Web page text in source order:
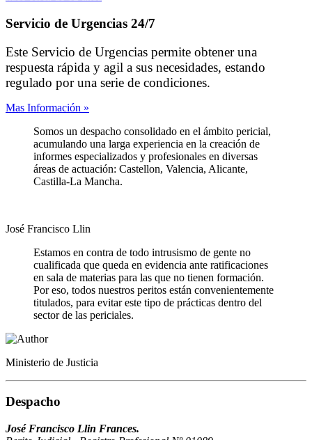
Servicio de Urgencias 24/7
Este Servicio de Urgencias permite obtener una
respuesta rápida y agil a sus necesidades, estando
regulado por una serie de condiciones.
Mas Información »
Somos un despacho consolidado en el ámbito pericial,
acumulando una larga experiencia en la creación de
informes especializados y profesionales en diversas
áreas de actuación: Castellon, Valencia, Alicante,
Castilla-La Mancha.
José Francisco Llin
Estamos en contra de todo intrusismo de gente no
cualificada que queda en evidencia ante ratificaciones
en sala de materias para las que no tienen formación.
Por eso, todos nuestros peritos están convenientemente
titulados, para evitar este tipo de prácticas dentro del
sector de las periciales.
Ministerio de Justicia
Despacho
José Francisco Llin Frances.